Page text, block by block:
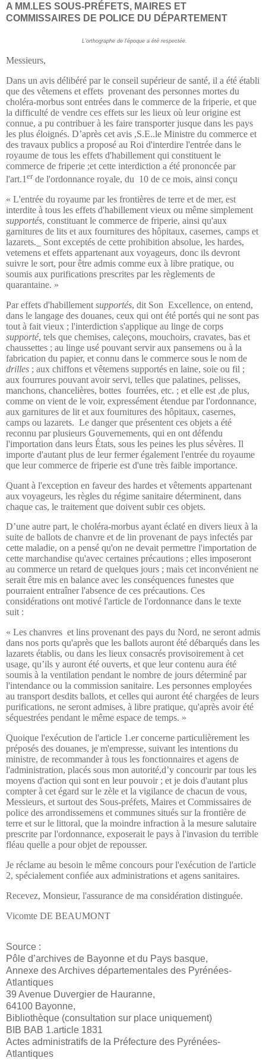
A MM.LES SOUS-PRÉFETS, MAIRES ET
COMMISSAIRES DE POLICE DU DÉPARTEMENT
L’orthographe de l’époque a été respectée.
Messieurs,
Dans un avis délibéré par le conseil supérieur de santé, il a été établi
que des vêtemens et effets provenant des personnes mortes du
choléra-morbus sont entrées dans le commerce de la friperie, et que
la difficulté de vendre ces effets sur les lieux où leur origine est
connue, a pu contribuer à les faire transporter jusque dans les pays
les plus éloignés. D’après cet avis ,S.E..le Ministre du commerce et
des travaux publics a proposé au Roi d'interdire l'entrée dans le
royaume de tous les effets d'habillement qui constituent le
commerce de friperie ;et cette interdiction a été prononcée par
l'art.1 erde l'ordonnance royale, du 10 de ce mois, ainsi conçu
« L'entrée du royaume par les frontières de terre et de mer, est
interdite à tous les effets d'habillement vieux ou même simplement
supportés, constituant le commerce de friperie, ainsi qu'aux
garnitures de lits et aux fournitures des hôpitaux, casernes, camps et
lazarets._ Sont exceptés de cette prohibition absolue, les hardes,
vetemens et effets appartenant aux voyageurs, donc ils devront
suivre le sort, pour être admis comme eux à libre pratique, ou
soumis aux purifications prescrites par les règlements de
quarantaine. »
Par effets d'habillement supportés, dit Son Excellence, on entend,
dans le langage des douanes, ceux qui ont été portés qui ne sont pas
tout à fait vieux ; l'interdiction s'applique au linge de corps
supporté, tels que chemises, caleçons, mouchoirs, cravates, bas et
chaussettes ; au linge usé pouvant servir aux pansemens ou à la
fabrication du papier, et connu dans le commerce sous le nom de
drilles ; aux chiffons et vêtemens supportés en laine, soie ou fil ;
aux fourrures pouvant avoir servi, telles que palatines, pelisses,
manchons, chancelières, bottes fourrées, etc. ; et elle est ,de plus,
comme on vient de le voir, expressément étendue par l'ordonnance,
aux garnitures de lit et aux fournitures des hôpitaux, casernes,
camps ou lazarets. Le danger que présentent ces objets a été
reconnu par plusieurs Gouvernements, qui en ont défendu
l'importation dans leurs États, sous les peines les plus sévères. Il
importe d'autant plus de leur fermer également l'entrée du royaume
que leur commerce de friperie est d'une très faible importance.
Quant à l'exception en faveur des hardes et vêtements appartenant
aux voyageurs, les règles du régime sanitaire déterminent, dans
chaque cas, le traitement que doivent subir ces objets.
D’une autre part, le choléra-morbus ayant éclaté en divers lieux à la
suite de ballots de chanvre et de lin provenant de pays infectés par
cette maladie, on a pensé qu'on ne devait permettre l'importation de
cette marchandise qu'avec certaines précautions ; elles imposeront
au commerce un retard de quelques jours ; mais cet inconvénient ne
serait être mis en balance avec les conséquences funestes que
pourraient entraîner l'absence de ces précautions. Ces
considérations ont motivé l'article de l'ordonnance dans le texte
suit :
« Les chanvres et lins provenant des pays du Nord, ne seront admis
dans nos ports qu'après que les ballots auront été débarqués dans les
lazarets établis, ou dans les lieux consacrés provisoirement à cet
usage, qu’ils y auront été ouverts, et que leur contenu aura été
soumis à la ventilation pendant le nombre de jours déterminé par
l'intendance ou la commission sanitaire. Les personnes employées
au transport desdits ballots, et celles qui auront été chargées de leurs
purifications, ne seront admises, à libre pratique, qu'après avoir été
séquestrées pendant le même espace de temps. »
Quoique l'exécution de l'article 1.er concerne particulièrement les
préposés des douanes, je m'empresse, suivant les intentions du
ministre, de recommander à tous les fonctionnaires et agens de
l'administration, placés sous mon autorité,d’y concourir par tous les
moyens d'action qui sont en leur pouvoir ; et je dois d'autant plus
compter à cet égard sur le zèle et la vigilance de chacun de vous,
Messieurs, et surtout des Sous-préfets, Maires et Commissaires de
police des arrondissemens et communes situés sur la frontière de
terre et sur le littoral, que la moindre infraction à la mesure salutaire
prescrite par l'ordonnance, exposerait le pays à l'invasion du terrible
fléau quelle a pour objet de repousser.
Je réclame au besoin le même concours pour l'exécution de l'article
2, spécialement confiée aux administrations et agens sanitaires.
Recevez, Monsieur, l'assurance de ma considération distinguée.
Vicomte DE BEAUMONT
Source :
Pôle d’archives de Bayonne et du Pays basque,
Annexe des Archives départementales des Pyrénées-
Atlantiques
39 Avenue Duvergier de Hauranne,
64100 Bayonne,
Bibliothèque (consultation sur place uniquement)
BIB BAB 1.article 1831
Actes administratifs de la Préfecture des Pyrénées-
Atlantiques